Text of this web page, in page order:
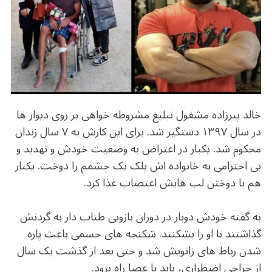
o
o
k
m p
p
خالد پیرزاده مشغول تبلیغ مشروطه خواهی بر روی دیوار ها
در سال ۱۳۹۷ دستگیر شد. برای این کارش به ۷ سال زندان
محکوم شد. یکبار در اعتراض به وضعیت خودش و تهدید و
بی احترامی به خانواده اش پلک یک چشمم را دوخت. یکبار
هم با دوختن لب هایش اعتصاب غذا کرد.
به گفته خودش دوبار در دوران بازویی طناب دار به گردنش
گذاشتند تا او را بشکنند. شکنجه های جسمی باعث پاره
شدن رباط های زانویش شد و حتی بعد از گذشت یک سال